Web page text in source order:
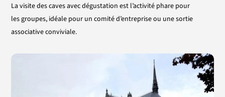
La visite des caves avec dégustation est l’activité phare pour
les groupes, idéale pour un comité d’entreprise ou une sortie
associative conviviale.